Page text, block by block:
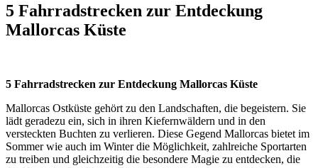
5 Fahrradstrecken zur Entdeckung
Mallorcas Küste
5 Fahrradstrecken zur Entdeckung Mallorcas Küste
Mallorcas Ostküste gehört zu den Landschaften, die begeistern. Sie
lädt geradezu ein, sich in ihren Kiefernwäldern und in den
versteckten Buchten zu verlieren. Diese Gegend Mallorcas bietet im
Sommer wie auch im Winter die Möglichkeit, zahlreiche Sportarten
zu treiben und gleichzeitig die besondere Magie zu entdecken, die